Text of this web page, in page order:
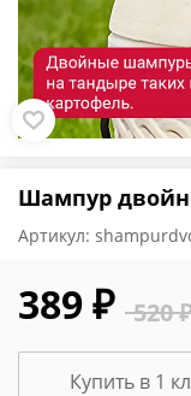
Шампур
Артикул:
520
389 ₽
Купить в 1